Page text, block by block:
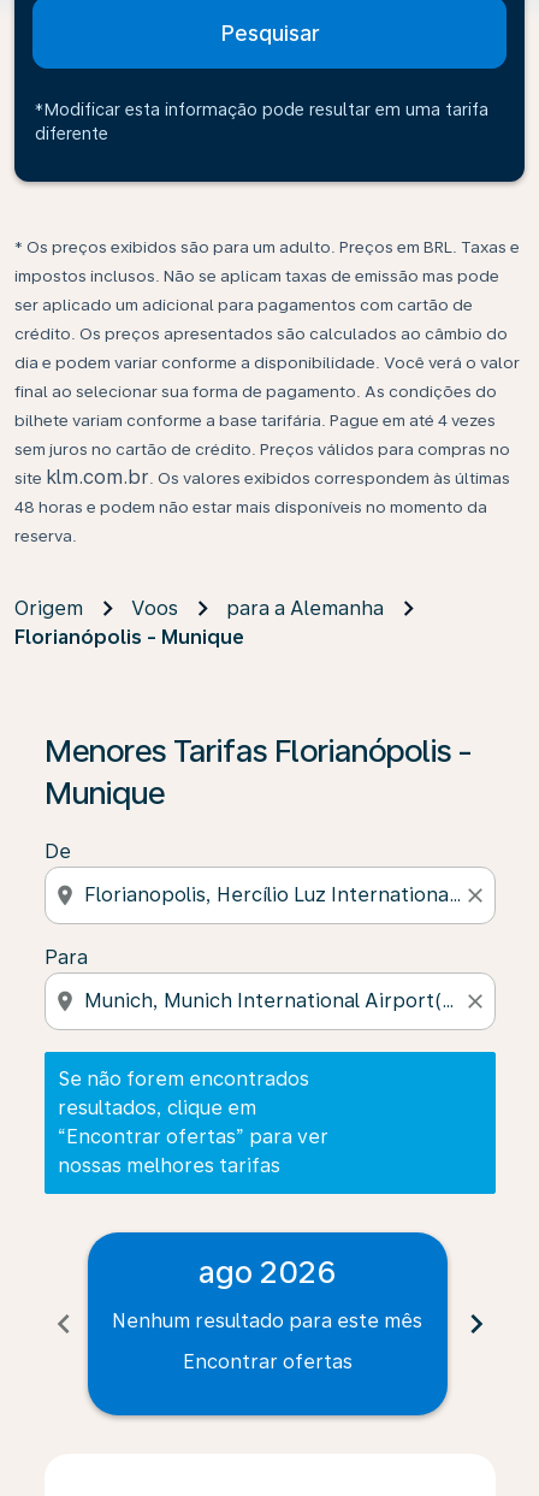
Pesquisar
*Modificar esta informação pode resultar em uma tarifa
diferente
* Os preços exibidos são para um adulto. Preços em BRL. Taxas e
impostos inclusos. Não se aplicam taxas de emissão mas pode
ser aplicado um adicional para pagamentos com cartão de
crédito. Os preços apresentados são calculados ao câmbio do
dia e podem variar conforme a disponibilidade. Você verá o valor
final ao selecionar sua forma de pagamento. As condições do
bilhete variam conforme a base tarifária. Pague em até 4 vezes
sem juros no cartão de crédito. Preços válidos para compras no
site klm.com.br . Os valores exibidos correspondem às últimas
48 horas e podem não estar mais disponíveis no momento da
reserva.
Origem Voos
para a Alemanha
Florianópolis - Munique
Menores Tarifas Florianópolis -
Munique
De
location_on close
Para
location_on close
Se não forem encontrados
resultados, clique em
“Encontrar ofertas” para ver
nossas melhores tarifas
Se não forem encontrados resultados, clique em
chevron_left
ago 2026
Nenhum resultado para este mês
Encontrar ofertas
chevron_right